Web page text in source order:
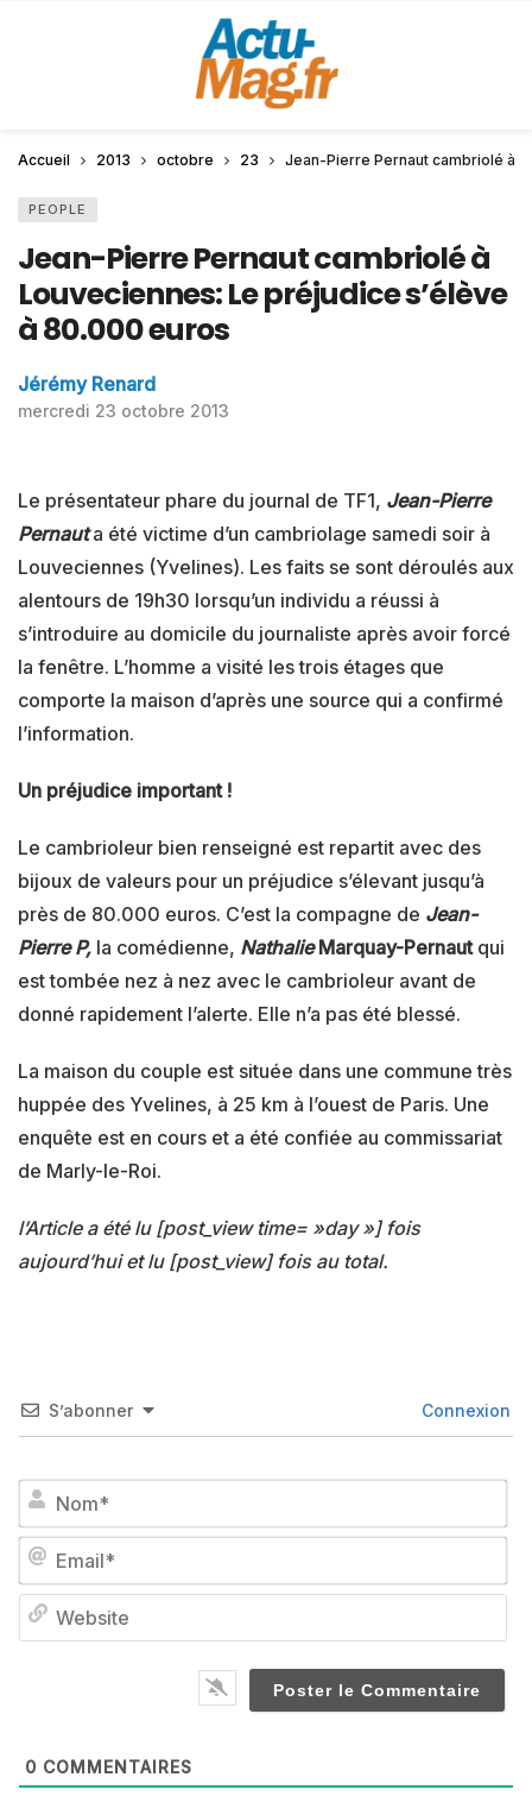
Accueil 2013 octobre 23 Jean-Pierre Pernaut cambriolé à
PEOPLE
Jean-Pierre Pernaut cambriolé à
Louveciennes: Le préjudice s’élève
à 80.000 euros
Jérémy Renard
mercredi 23 octobre 2013
Le présentateur phare du journal de TF1, Jean-Pierre
Pernaut a été victime d’un cambriolage samedi soir à
Louveciennes (Yvelines). Les faits se sont déroulés aux
alentours de 19h30 lorsqu’un individu a réussi à
s’introduire au domicile du journaliste après avoir forcé
la fenêtre. L’homme a visité les trois étages que
comporte la maison d’après une source qui a confirmé
l’information.
Un préjudice important !
Le cambrioleur bien renseigné est repartit avec des
bijoux de valeurs pour un préjudice s’élevant jusqu’à
près de 80.000 euros. C’est la compagne de Jean-
Pierre P, la comédienne, NathalieMarquay-Pernautqui
est tombée nez à nez avec le cambrioleur avant de
donné rapidement l’alerte. Elle n’a pas été blessé.
La maison du couple est située dans une commune très
huppée des Yvelines, à 25 km à l’ouest de Paris. Une
enquête est en cours et a été confiée au commissariat
de Marly-le-Roi.
l’Article a été lu [post_view time= »day »] fois
aujourd’hui et lu [post_view] fois au total.
S’abonner Connexion
0 COMMENTAIRES